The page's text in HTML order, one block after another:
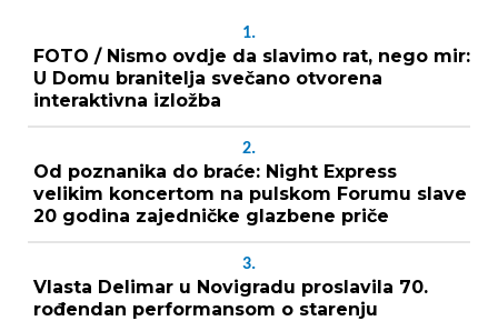
1.
FOTO / Nismo ovdje da slavimo rat, nego mir:
U Domu branitelja svečano otvorena
interaktivna izložba
2.
Od poznanika do braće: Night Express
velikim koncertom na pulskom Forumu slave
20 godina zajedničke glazbene priče
3.
Vlasta Delimar u Novigradu proslavila 70.
rođendan performansom o starenju